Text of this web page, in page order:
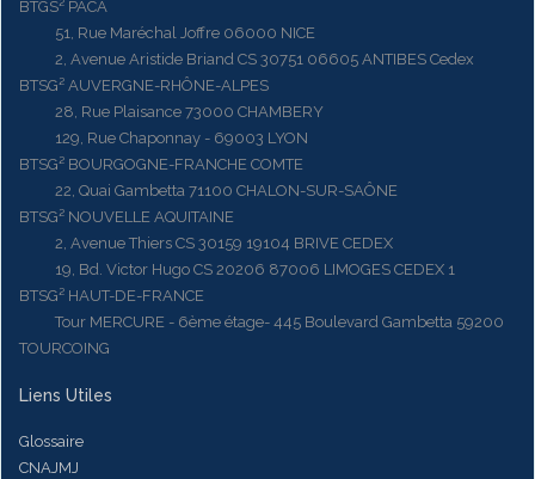
BTGS² PACA
51, Rue Maréchal Joffre 06000 NICE
2, Avenue Aristide Briand CS 30751 06605 ANTIBES Cedex
BTSG² AUVERGNE-RHÔNE-ALPES
28, Rue Plaisance 73000 CHAMBERY
129, Rue Chaponnay - 69003 LYON
BTSG² BOURGOGNE-FRANCHE COMTE
22, Quai Gambetta 71100 CHALON-SUR-SAÔNE
BTSG² NOUVELLE AQUITAINE
2, Avenue Thiers CS 30159 19104 BRIVE CEDEX
19, Bd. Victor Hugo CS 20206 87006 LIMOGES CEDEX 1
BTSG² HAUT-DE-FRANCE
Tour MERCURE - 6ème étage- 445 Boulevard Gambetta 59200
TOURCOING
Liens Utiles
Glossaire
CNAJMJ